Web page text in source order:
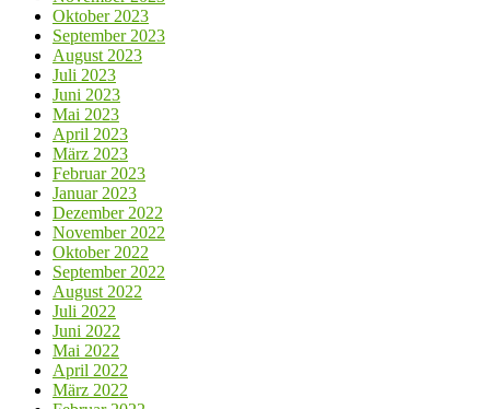
Oktober 2023
September 2023
August 2023
Juli 2023
Juni 2023
Mai 2023
April 2023
März 2023
Februar 2023
Januar 2023
Dezember 2022
November 2022
Oktober 2022
September 2022
August 2022
Juli 2022
Juni 2022
Mai 2022
April 2022
März 2022